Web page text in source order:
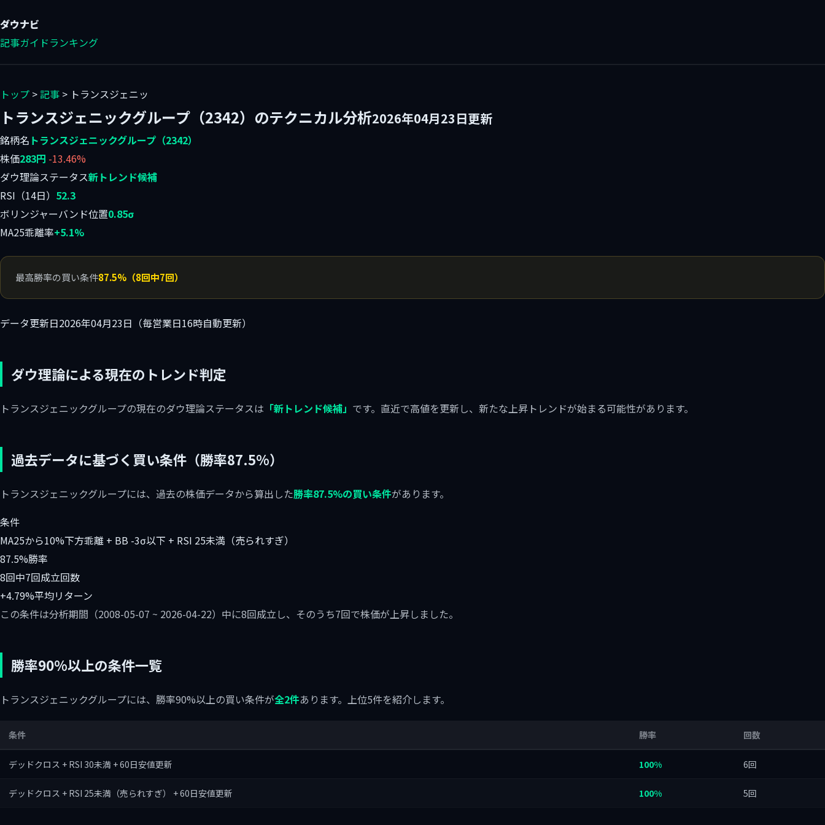
ダウナビ
記事ガイドランキング
トップ >記事 > トランスジェニッ
トランスジェニックグループ（2342）のテクニカル分析2026年04月23日更新
銘柄名 トランスジェニックグループ（2342）
株価283円 -13.46%
ダウ理論ステータス新トレンド候補
RSI（14日） 52.3
ボリンジャーバンド位置0.85σ
MA25乖離率+5.1%
最高勝率の買い条件87.5%（8回中7回）
データ更新日2026年04月23日（毎営業日16時自動更新）
ダウ理論による現在のトレンド判定
トランスジェニックグループの現在のダウ理論ステータスは 「新トレンド候補」 です。直近で高値を更新し、新たな上昇トレンドが始まる可能性があります。
過去データに基づく買い条件（勝率87.5%）
トランスジェニックグループには、過去の株価データから算出した勝率87.5%の買い条件があります。
条件
MA25から10%下方乖離 + BB -3σ以下 + RSI 25未満（売られすぎ）
87.5%勝率
8回中7回成立回数
+4.79%平均リターン
この条件は分析期間（2008-05-07 ~ 2026-04-22）中に8回成立し、そのうち7回で株価が上昇しました。
勝率90%以上の条件一覧
トランスジェニックグループには、勝率90%以上の買い条件が全2件あります。上位5件を紹介します。
条件 勝率 回数
デッドクロス + RSI 30未満 + 60日安値更新 100% 6回
デッドクロス + RSI 25未満（売られすぎ） + 60日安値更新 100% 5回